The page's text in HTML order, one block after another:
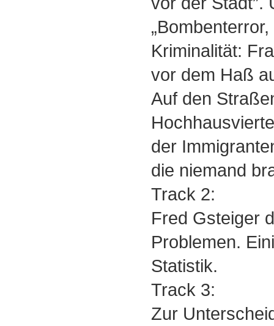
Kriminalität:
vor dem Haß
Auf den
der
die niemand
Track 2:
Fred Gsteiger
Problemen.
Statistik.
Track 3:
Zur